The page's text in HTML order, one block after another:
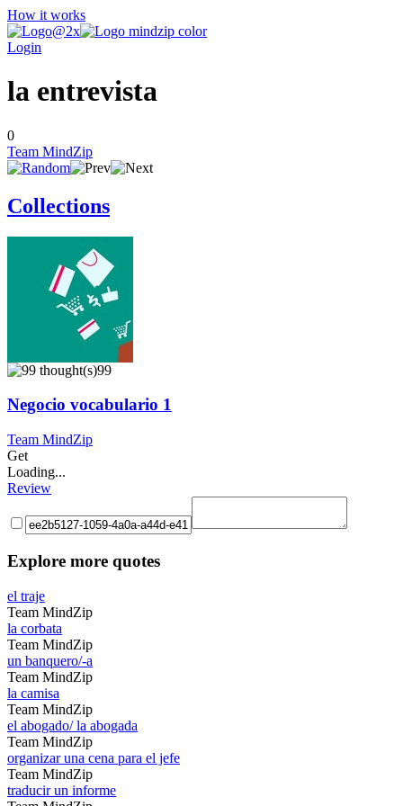
How it works
Login
la entrevista
0
Team MindZip
Collections
99
Negocio vocabulario 1
Team MindZip
Get
Loading...
Review
Explore more quotes
el traje
Team MindZip
la corbata
Team MindZip
un banquero/-a
Team MindZip
la camisa
Team MindZip
el abogado/ la abogada
Team MindZip
organizar una cena para el jefe
Team MindZip
traducir un informe